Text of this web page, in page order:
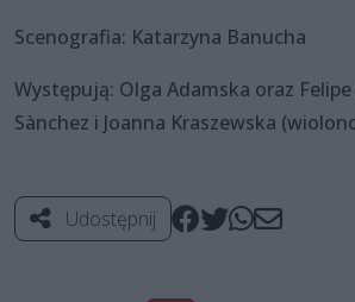
Scenografia: Katarzyna Banucha
Występują: Olga Adamska oraz
Sànchez i Joanna Kraszewska
Udostępnij